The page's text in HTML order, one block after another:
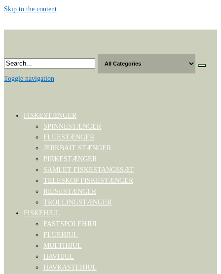
Skip to the content
Toggle navigation
FISKESTÆNGER
SPINNESTÆNGER
FLUESTÆNGER
JERKBAIT STÆNGER
PIRKESTÆNGER
SAMLET FISKESTANGSSÆT
TELESKOP FISKESTÆNGER
REJSESTÆNGER
TROLLINGSTÆNGER
FISKEHJUL
FASTSPOLEHJUL
FLUEHJUL
MULTIHJUL
HAVHJUL
HAVKASTEHJUL